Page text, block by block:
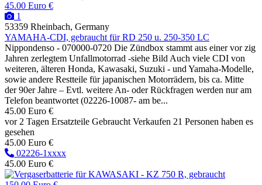
45.00 Euro €
1
53359 Rheinbach, Germany
YAMAHA-CDI, gebraucht für RD 250 u. 250-350 LC
Nippondenso - 070000-0720 Die Zündbox stammt aus einer vor zig
Jahren zerlegtem Unfallmotorrad -siehe Bild Auch viele CDI von
weiteren, älteren Honda, Kawasaki, Suzuki - und Yamaha-Modelle,
sowie andere Restteile für japanischen Motorrädern, bis ca. Mitte
der 90er Jahre – Evtl. weitere An- oder Rückfragen werden nur am
Telefon beantwortet (02226-10087- am be...
45.00 Euro €
vor 2 Tagen Ersatzteile Gebraucht Verkaufen 21 Personen haben es
gesehen
45.00 Euro €
02226-1xxxx
45.00 Euro €